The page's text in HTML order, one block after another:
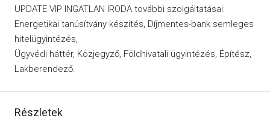
UPDATE VIP INGATLAN IRODA további szolgáltatásai:
Energetikai tanúsítvány készítés, Díjmentes-bank semleges
hitelügyintézés,
Ügyvédi háttér, Közjegyző, Földhivatali ügyintézés, Építész,
Lakberendező.
Részletek